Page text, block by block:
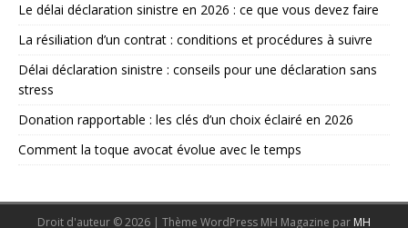
Le délai déclaration sinistre en 2026 : ce que vous devez faire
La résiliation d’un contrat : conditions et procédures à suivre
Délai déclaration sinistre : conseils pour une déclaration sans
stress
Donation rapportable : les clés d’un choix éclairé en 2026
Comment la toque avocat évolue avec le temps
Droit d'auteur © 2026 | Thème WordPress MH Magazine par MH